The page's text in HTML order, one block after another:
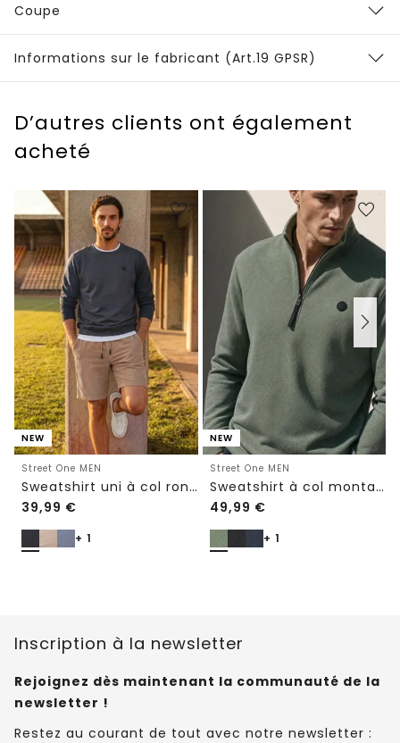
Coupe
Informations sur le fabricant (Art.19 GPSR)
D’autres clients ont également
acheté
NEW
Street One MEN
Sweatshirt uni à col rond
39,99 €
+ 1
NEW
Street One MEN
Sweatshirt à col montant et fermeture zip
49,99 €
+ 1
Inscription à la newsletter
Rejoignez dès maintenant la communauté de la
newsletter !
Restez au courant de tout avec notre newsletter :